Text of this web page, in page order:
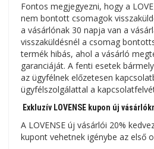
Fontos megjegyezni, hogy a
nem bontott csomagok
a vásárlónak 30 napja van a
visszaküldésnél a csomag
termék hibás, ahol a vásárló
garanciáját. A fenti esetek
az ügyfélnek előzetesen
ügyfélszolgálattal a
Exkluzív LOVENSE kupon új
A LOVENSE új vásárlói 20%
kupont vehetnek igénybe az első